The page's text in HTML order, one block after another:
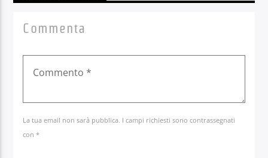
Commenta
La tua email non sarà pubblica. I campi richiesti sono contrassegnati
con *